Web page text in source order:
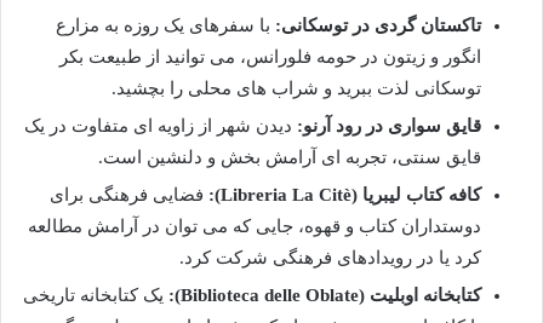
تاکستان گردی در توسکانی: با سفرهای یک روزه به مزارع
انگور و زیتون در حومه فلورانس، می توانید از طبیعت بکر
توسکانی لذت ببرید و شراب های محلی را بچشید.
قایق سواری در رود آرنو: دیدن شهر از زاویه ای متفاوت در یک
قایق سنتی، تجربه ای آرامش بخش و دلنشین است.
کافه کتاب لیبریا (Libreria La Citè):
فضایی فرهنگی برای
دوستداران کتاب و قهوه، جایی که می توان در آرامش مطالعه
کرد یا در رویدادهای فرهنگی شرکت کرد.
کتابخانه اوبلیت (Biblioteca delle Oblate):
یک کتابخانه تاریخی